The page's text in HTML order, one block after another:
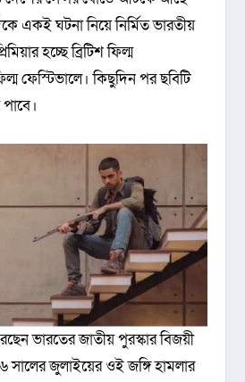
একই ঘটনা নিয়ে নির্মিত ভারতীয়
হচ্ছে ব্রিটিশ ফিল্ম
ফেস্টিভালে। কিছুদিন পর ছবিটি
ভারতের জাতীয় পুরস্কার বিজয়ী
সালের জুলাইয়ের ওই জঙ্গি হামলার